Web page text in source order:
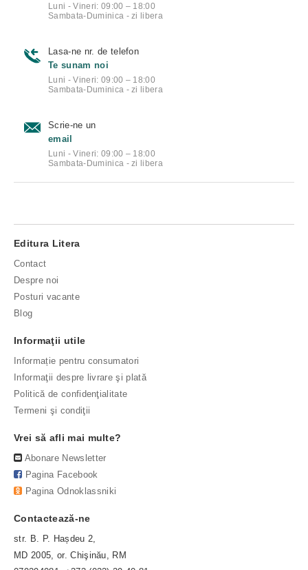
Luni - Vineri: 09:00 – 18:00
Sambata-Duminica - zi libera
Lasa-ne nr. de telefon
Te sunam noi
Luni - Vineri: 09:00 – 18:00
Sambata-Duminica - zi libera
Scrie-ne un
email
Luni - Vineri: 09:00 – 18:00
Sambata-Duminica - zi libera
Editura Litera
Contact
Despre noi
Posturi vacante
Blog
Informaţii utile
Informație pentru consumatori
Informaţii despre livrare şi plată
Politică de confidenţialitate
Termeni şi condiţii
Vrei să afli mai multe?
Abonare Newsletter
Pagina Facebook
Pagina Odnoklassniki
Contactează-ne
str. B. P. Hașdeu 2,
MD 2005, or. Chişinău, RM